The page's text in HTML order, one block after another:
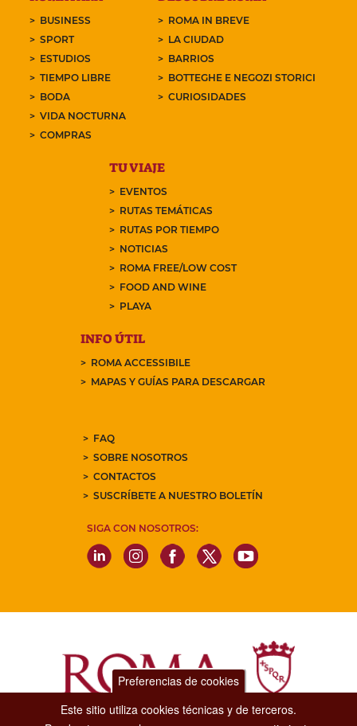
BUSINESS
SPORT
ESTUDIOS
TIEMPO LIBRE
BODA
VIDA NOCTURNA
COMPRAS
ROMA IN BREVE
LA CIUDAD
BARRIOS
BOTTEGHE E NEGOZI STORICI
CURIOSIDADES
TU VIAJE
EVENTOS
RUTAS TEMÁTICAS
RUTAS POR TIEMPO
NOTICIAS
ROMA FREE/LOW COST
FOOD AND WINE
PLAYA
INFO ÚTIL
ROMA ACCESSIBILE
MAPAS Y GUÍAS PARA DESCARGAR
FAQ
SOBRE NOSOTROS
CONTACTOS
SUSCRÍBETE A NUESTRO BOLETÍN
SIGA CON NOSOTROS:
Preferencias de cookies
Este sitio utiliza cookies técnicas y de terceros.